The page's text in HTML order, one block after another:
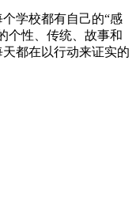
学校都有自己的“感
个性、传统、故事和
都在以行动来证实的